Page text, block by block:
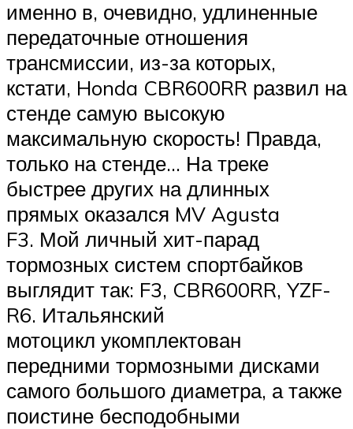
именно в, очевидно, удлиненные
передаточные отношения
трансмиссии, из-за которых,
кстати, Honda CBR600RR развил на
стенде самую высокую
максимальную скорость! Правда,
только на стенде… На треке
быстрее других на длинных
прямых оказался MV Agusta
F3. Мой личный хит-парад
тормозных систем спортбайков
выглядит так: F3, CBR600RR, YZF-
R6. Итальянский
мотоцикл укомплектован
передними тормозными дисками
самого большого диаметра, а также
поистине бесподобными